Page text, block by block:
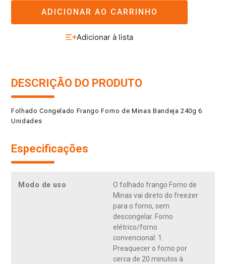
ADICIONAR AO CARRINHO
DESCRIÇÃO DO PRODUTO
Folhado Congelado Frango Forno de Minas Bandeja 240g 6
Unidades
Especificações
Modo de uso
O folhado frango Forno de
Minas vai direto do freezer
para o forno, sem
descongelar. Forno
elétrico/forno
convencional: 1.
Preaquecer o forno por
cerca de 20 minutos à